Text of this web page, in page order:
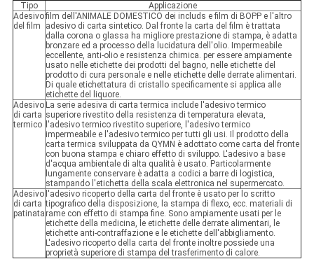
Tipo
Applicazione
Adesivo
del film
film dell'ANIMALE DOMESTICO dei includs e film di BOPP e l'altro
adesivo di carta sintetico. Dal fronte la carta del film è trattata
dalla corona o glassa ha migliore prestazione di stampa, è adatta
bronzare ed a processo della lucidatura dell'olio. Impermeabile
eccellente, anti-olio e resistenza chimica. per essere ampiamente
usato nelle etichette dei prodotti del bagno, nelle etichette del
prodotto di cura personale e nelle etichette delle derrate alimentari.
Di quale etichettatura di cristallo specificamente si applica alle
etichette del liquore.
Adesivo
di carta
termico
La serie adesiva di carta termica include l'adesivo termico
superiore rivestito della resistenza di temperatura elevata,
l'adesivo termico rivestito superiore, l'adesivo termico
impermeabile e l'adesivo termico per tutti gli usi. Il prodotto della
carta termica sviluppata da QYMN è adottato come carta del fronte
con buona stampa e chiaro effetto di sviluppo. L'adesivo a base
d'acqua ambientale di alta qualità è usato. Particolarmente
lungamente conservare è adatta a codici a barre di logistica,
stampando l'etichetta della scala elettronica nel supermercato.
Adesivo
di carta
patinata
l'adesivo ricoperto della carta del fronte è usato per lo scritto
tipografico della disposizione, la stampa di flexo, ecc. materiali di
rame con effetto di stampa fine. Sono ampiamente usati per le
etichette della medicina, le etichette delle derrate alimentari, le
etichette anti-contraffazione e le etichette dell'abbigliamento.
L'adesivo ricoperto della carta del fronte inoltre possiede una
proprietà superiore di stampa del trasferimento di calore.